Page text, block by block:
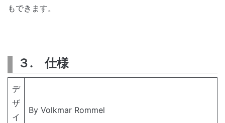
もできます。
３. 仕様
デ
ザ
イ
By Volkmar Rommel